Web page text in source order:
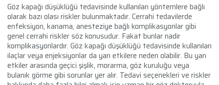
Göz kapağı düşüklüğü tedavisinde kullanılan yöntemlere bağlı
olarak bazı olası riskler bulunmaktadır. Cerrahi tedavilerde
enfeksiyon, kanama, anesteziye bağlı komplikasyonlar gibi
genel cerrahi riskler söz konusudur. Fakat bunlar nadir
komplikasyonlardır. Göz kapağı düşüklüğü tedavisinde kullanılan
ilaçlar veya enjeksiyonlar da yan etkilere neden olabilir. Bu yan
etkiler arasında geçici şişlik, morarma, göz kuruluğu veya
bulanık görme gibi sorunlar yer alır. Tedavi seçenekleri ve riskler